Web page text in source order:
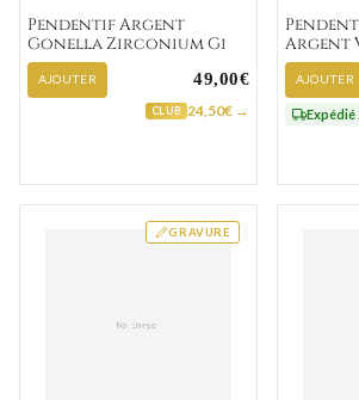
Pendentif Argent
Gonella Zirconium Gi
AJOUTER 49,00€
CLUB 24,50€ →
Argent
AJOUTER
Expédié
GRAVURE